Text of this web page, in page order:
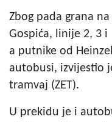
Zbog pada grana
Gospića, linije 2, 3 i
a putnike od
autobusi, izvijestio
tramvaj (ZET).
U prekidu je i